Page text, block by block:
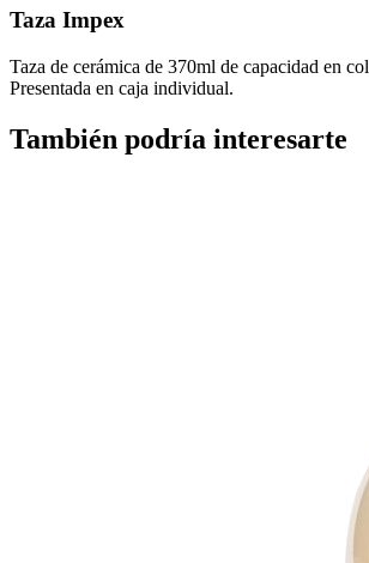
Taza Impex
Taza de cerámica de 370ml de capacidad en
Presentada en caja individual.
También podría interesarte